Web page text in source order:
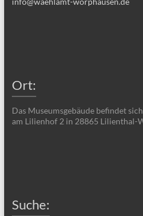
Ort:
Das Museumsgebäude befindet
am Lilienhof 2 in 28865 Lilienthal-
Suche: